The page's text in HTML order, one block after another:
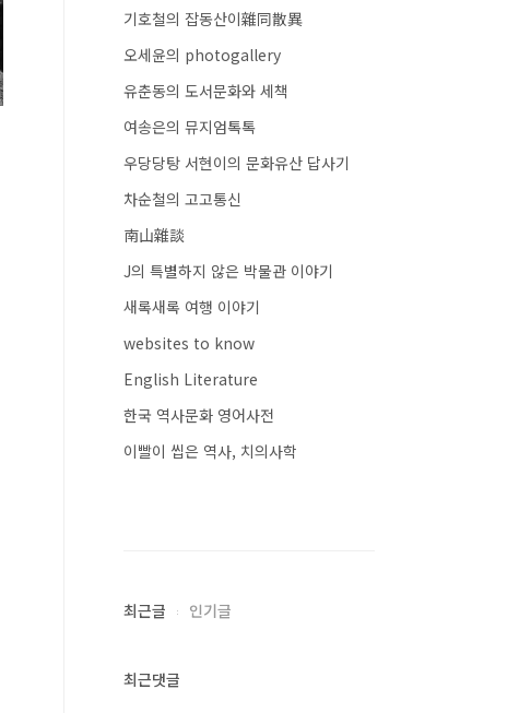
기호철의 잡동산이雜同散異
오세윤의 photogallery
유춘동의 도서문화와 세책
여송은의 뮤지엄톡톡
우당당탕 서현이의 문화유산 답사기
차순철의 고고통신
南山雜談
J의 특별하지 않은 박물관 이야기
새록새록 여행 이야기
websites to know
English Literature
한국 역사문화 영어사전
이빨이 씹은 역사, 치의사학
최근글 인기글
최근댓글